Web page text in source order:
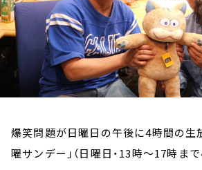
爆笑問題が日曜日の午後に4時間の生
曜サンデー」（日曜日・13時～17時ま